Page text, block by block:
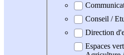
Conseil /
Direction
Espaces